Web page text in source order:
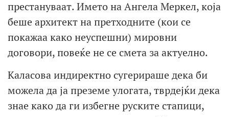
престануваат. Името на Ангела Меркел, која
беше архитект на претходните (кои се
покажаа како неуспешни) мировни
договори, повеќе не се смета за актуелно.
Каласова индиректно сугерираше дека би
можела да ја преземе улогата, тврдејќи дека
знае како да ги избегне руските стапици,